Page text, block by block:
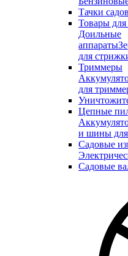
Тачки
Товары
Доильные
аппараты
для
Триммеры
для
Цепные
и шины
Садовые
Садовые